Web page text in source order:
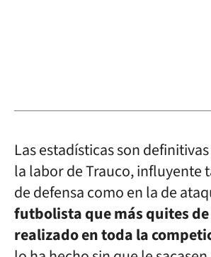
Las estadísticas son
la labor de Trauco, influyente
de defensa como en la de
futbolista que más quites
realizado en toda la